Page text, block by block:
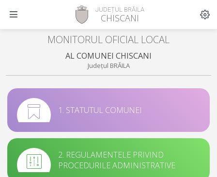
JUDEȚUL BRĂILA
CHISCANI
MONITORUL OFICIAL LOCAL
AL COMUNEI CHISCANI
Județul BRĂILA
1. STATUTUL COMUNEI
2. REGULAMENTELE PRIVIND
PROCEDURILE ADMINISTRATIVE